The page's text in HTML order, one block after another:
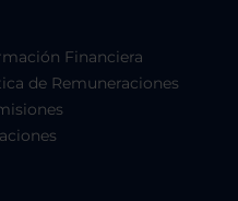
Financiera
de Remuneraciones